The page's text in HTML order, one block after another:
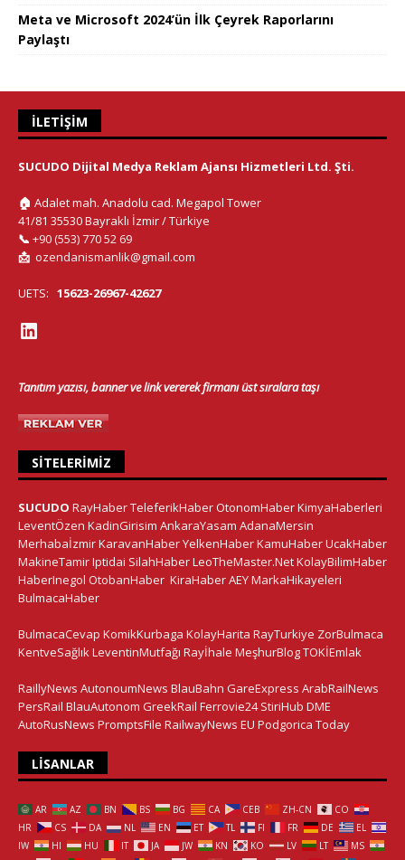
Meta ve Microsoft 2024’ün İlk Çeyrek Raporlarını
Paylaştı
İLETIŞIM
SUCUDO Dijital Medya Reklam Ajansı Hizmetleri Ltd. Şti.
🏠 Adalet mah. Anadolu cad. Megapol Tower
41/81 35530 Bayraklı İzmir / Türkiye
📞 +90 (553) 770 52 69
📩 ozendanismanlik@gmail.com
UETS: 15623-26967-42627
Tanıtım yazısı, banner ve link vererek firmanı üst sıralara taşı
SITELERIMIZ
SUCUDO RayHaberTeleferikHaberOtonomHaberKimyaHaberleri
LeventÖzen KadinGirisim AnkaraYasam AdanaMersin
MerhabaİzmirKaravanHaberYelkenHaberKamuHaberUcakHaber
MakineTamirIptidai SilahHaberLeoTheMaster.NetKolayBilimHaber
HaberInegol OtobanHaber KiraHaberAEYMarkaHikayeleri
BulmacaHaber
BulmacaCevap KomikKurbaga KolayHarita RayTurkiye ZorBulmaca
KentveSağlık LeventinMutfağı Rayİhale MeşhurBlogTOKİEmlak
RaillyNews AutonoumNews BlauBahn GareExpress ArabRailNews
PersRail BlauAutonom GreekRail Ferrovie24 StiriHub DME
AutoRusNews PromptsFile RailwayNews EU Podgorica Today
LISANLAR
AR AZ BN BS BG CA CEB ZH-CN
CO
HR
CS DA NL EN ET TL FI FR DE
EL
IW
HI HU IT JA JW KN KO LV LT
MS